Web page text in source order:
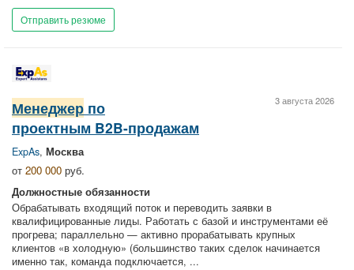
Отправить резюме
3 августа 2026
Менеджер по
проектным B2B-продажам
ExpAs, Москва
от 200 000 руб.
Должностные обязанности
Обрабатывать входящий поток и переводить заявки в
квалифицированные лиды. Работать с базой и инструментами её
прогрева; параллельно — активно прорабатывать крупных
клиентов «в холодную» (большинство таких сделок начинается
именно так, команда подключается, ...